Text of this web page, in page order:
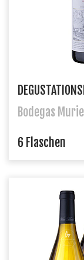
Bodegas Muriel
6 Flaschen